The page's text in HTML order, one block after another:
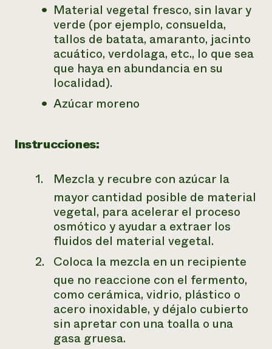
Material vegetal fresco, sin lavar y
verde (por ejemplo, consuelda,
tallos de batata, amaranto, jacinto
acuático, verdolaga, etc., lo que sea
que haya en abundancia en su
localidad).
Azúcar moreno
Instrucciones:
Mezcla y recubre con azúcar la
mayor cantidad posible de material
vegetal, para acelerar el proceso
osmótico y ayudar a extraer los
fluidos del material vegetal.
Coloca la mezcla en un recipiente
que no reaccione con el fermento,
como cerámica, vidrio, plástico o
acero inoxidable, y déjalo cubierto
sin apretar con una toalla o una
gasa gruesa.